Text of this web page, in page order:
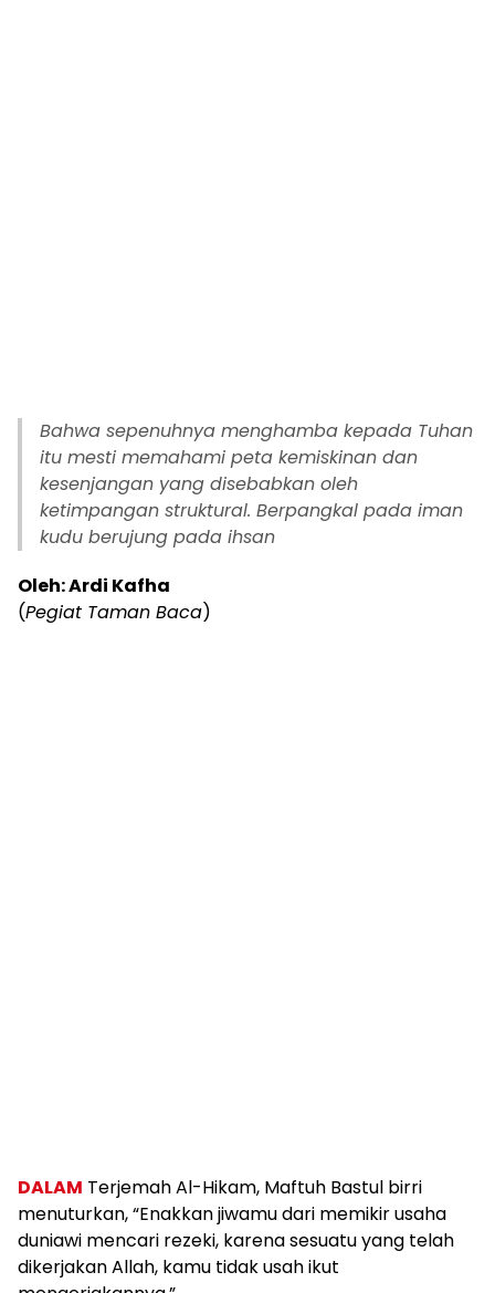
Bahwa sepenuhnya menghamba kepada Tuhan
itu mesti memahami peta kemiskinan dan
kesenjangan yang disebabkan oleh
ketimpangan struktural. Berpangkal pada iman
kudu berujung pada ihsan
Oleh: Ardi Kafha
(Pegiat Taman Baca)
DALAM Terjemah Al-Hikam, Maftuh Bastul birri
menuturkan, “Enakkan jiwamu dari memikir usaha
duniawi mencari rezeki, karena sesuatu yang telah
dikerjakan Allah, kamu tidak usah ikut